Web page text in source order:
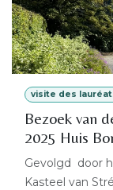
visite des
Bezoek van
2025 Huis
Gevolgd door
Kasteel van